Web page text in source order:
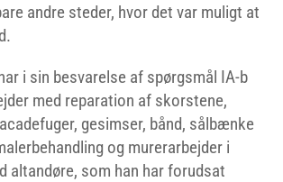
andre steder, hvor det var muligt at
i sin besvarelse af spørgsmål IA-b
med reparation af skorstene,
gesimser, bånd, sålbænke
og murerarbejder i
altandøre, som han har forudsat